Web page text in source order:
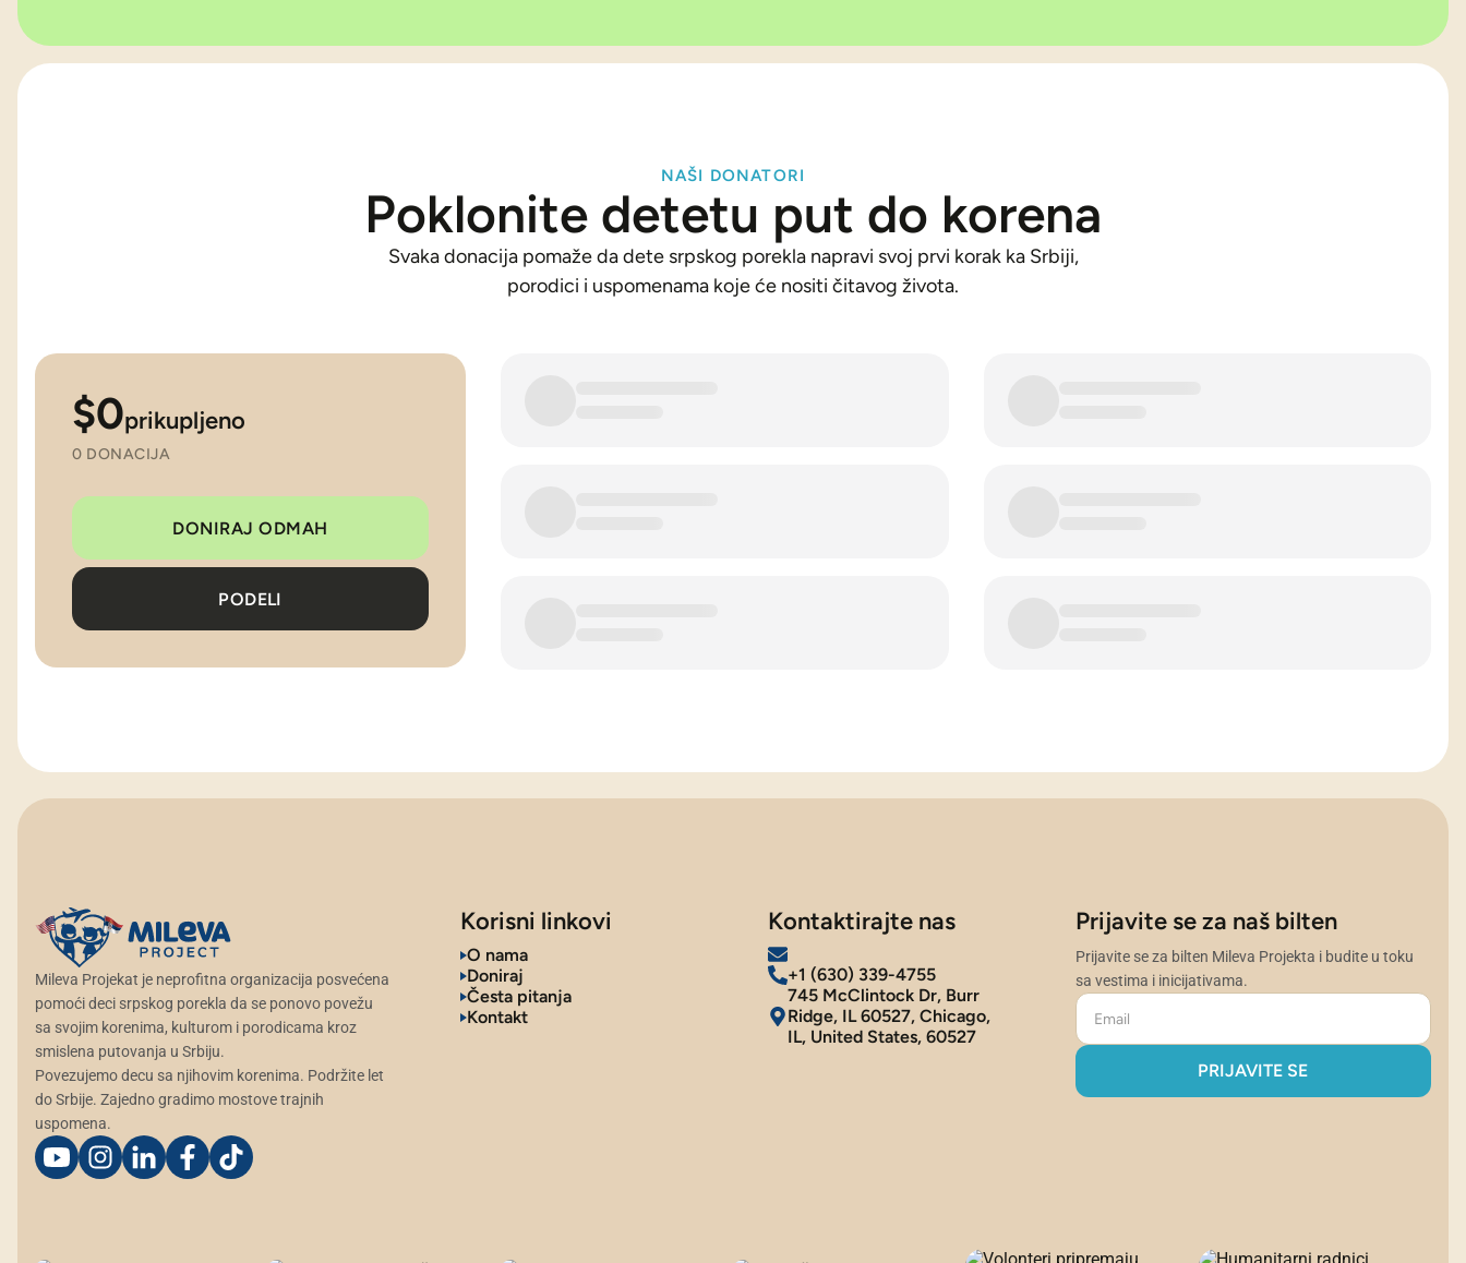
NAŠI DONATORI
Poklonite detetu put do korena
Svaka donacija pomaže da dete srpskog porekla napravi svoj prvi korak ka Srbiji,
porodici i uspomenama koje će nositi čitavog života.
$0prikupljeno
0 DONACIJA
DONIRAJ ODMAH
PODELI
Mileva Projekat je neprofitna organizacija posvećena
pomoći deci srpskog porekla da se ponovo povežu
sa svojim korenima, kulturom i porodicama kroz
smislena putovanja u Srbiju.
Povezujemo decu sa njihovim korenima. Podržite let
do Srbije. Zajedno gradimo mostove trajnih
uspomena.
Korisni linkovi
O nama
Doniraj
Česta pitanja
Kontakt
Kontaktirajte nas
+1 (630) 339-4755
745 McClintock Dr, Burr
Ridge, IL 60527, Chicago,
IL, United States, 60527
Prijavite se za naš bilten
Prijavite se za bilten Mileva Projekta i budite u toku
sa vestima i inicijativama.
PRIJAVITE SE